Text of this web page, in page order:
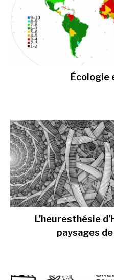
L’heuresthésie
paysages